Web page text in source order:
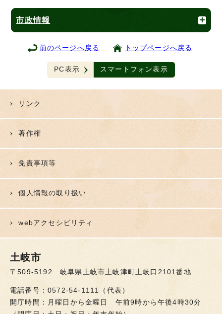
市政情報
前のページへ戻る トップページへ戻る
PC表示 スマートフォン表示
リンク
著作権
免責事項等
個人情報の取り扱い
webアクセシビリティ
土岐市
〒509-5192 岐阜県土岐市土岐津町土岐口2101番地
電話番号：0572-54-1111（代表）
開庁時間：月曜日から金曜日 午前9時から午後4時30分